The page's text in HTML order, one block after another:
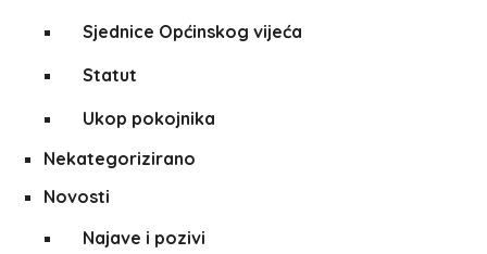
Sjednice Općinskog vijeća
Statut
Ukop pokojnika
Nekategorizirano
Novosti
Najave i pozivi